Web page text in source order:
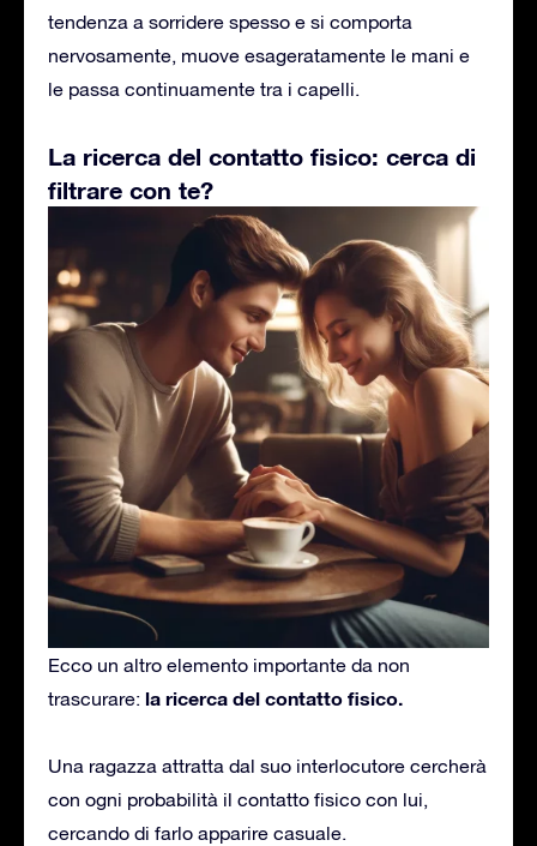
tendenza a sorridere spesso e si comporta
nervosamente, muove esageratamente le mani e
le passa continuamente tra i capelli.
La ricerca del contatto fisico: cerca di
filtrare con te?
Ecco un altro elemento importante da non
trascurare: la ricerca del contatto fisico.
Una ragazza attratta dal suo interlocutore cercherà
con ogni probabilità il contatto fisico con lui,
cercando di farlo apparire casuale.